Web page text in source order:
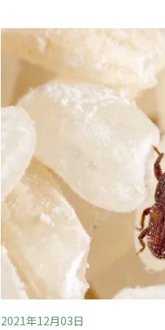
光、一片高山草原被踩成荒漠
2021年12月03日